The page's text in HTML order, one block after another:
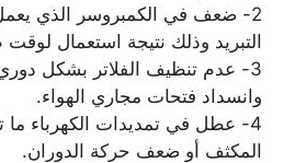
2- ضعف في الكمبروسر الذي
التبريد وذلك نتيجة استعمال
3- عدم تنظيف الفلاتر بشكل دوري
وانسداد فتحات مجاري الهواء.
4- عطل في تمديدات الكهرباء
المكثف أو ضعف حركة الدوران.